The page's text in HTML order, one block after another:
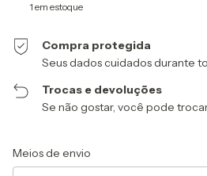
1 em estoque
Compra protegida
Seus dados cuidados durante
Trocas e devoluções
Se não gostar, você pode
Entregas para o CEP:
Meios de envio